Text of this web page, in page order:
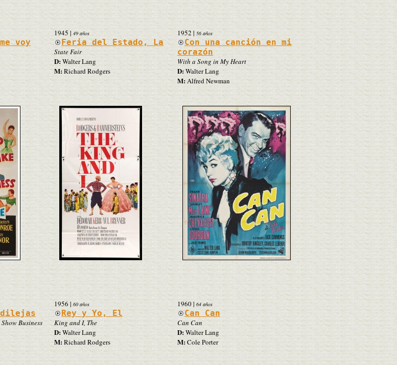
voy
1945 | 49 años
Feria del Estado, La
State Fair
D:Walter Lang
M:Richard Rodgers
1952 |56 años
Con una canción en mi
corazón
With a Song in My Heart
D:Walter Lang
M:Alfred Newman
Business
1956 | 60 años
Rey y Yo, El
King and I, The
D:Walter Lang
M:Richard Rodgers
1960| 64 años
Can Can
Can Can
D:Walter Lang
M:Cole Porter